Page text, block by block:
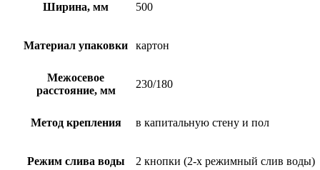
Ширина, мм 500
Материал упаковки картон
Межосевое
расстояние, мм
230/180
Метод крепления в капитальную стену и пол
Режим слива воды 2 кнопки (2-х режимный слив воды)